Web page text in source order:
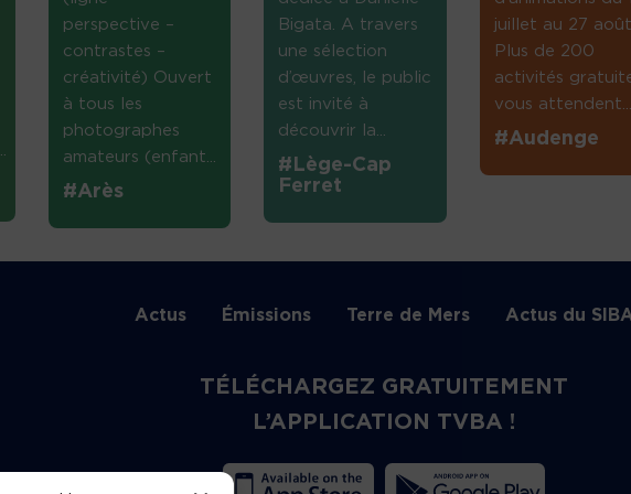
perspective –
contrastes –
créativité) Ouvert
à tous les
photographes
amateurs (enfant...
#Arès
Bigata. A travers
une sélection
d’œuvres, le public
est invité à
découvrir la...
#Lège-Cap
Ferret
juillet au 27 août.
Plus de 200
activités
vous attendent....
#Audenge
Actus Émissions Terre de Mers Actus du
TÉLÉCHARGEZ GRATUITEMENT
L’APPLICATION TVBA !